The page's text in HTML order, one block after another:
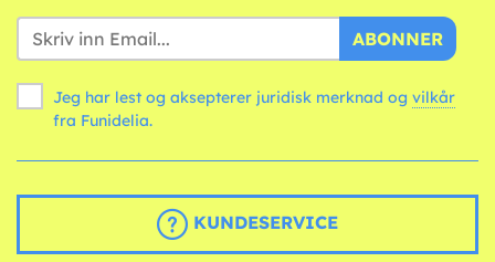
ABONNER
Jeg har lest og aksepterer juridisk merknad og vilkår
fra Funidelia.
KUNDESERVICE